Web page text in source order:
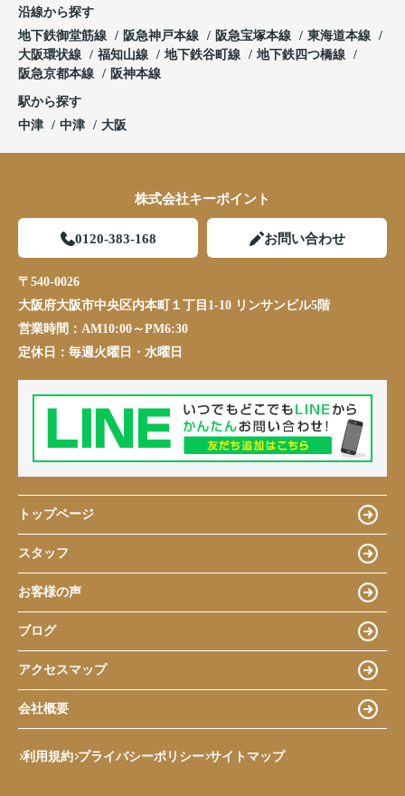
沿線から探す
地下鉄御堂筋線
阪急神戸本線 阪急宝塚本線
東海道本線
大阪環状線
福知山線 地下鉄谷町線
地下鉄四つ橋線
阪急京都本線
阪神本線
駅から探す
中津
中津 大阪
株式会社キーポイント
0120-383-168 お問い合わせ
〒540-0026
大阪府大阪市中央区内本町１丁目1-10 リンサンビル5階
営業時間： AM10:00～PM6:30
定休日： 毎週火曜日・水曜日
トップページ
スタッフ
お客様の声
ブログ
アクセスマップ
会社概要
利用規約 プライバシーポリシー サイトマップ